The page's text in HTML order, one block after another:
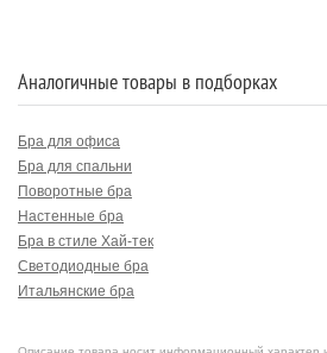
Аналогичные товары в подборках
Бра для офиса
Бра для спальни
Поворотные бра
Настенные бра
Бра в стиле Хай-тек
Светодиодные бра
Итальянские бра